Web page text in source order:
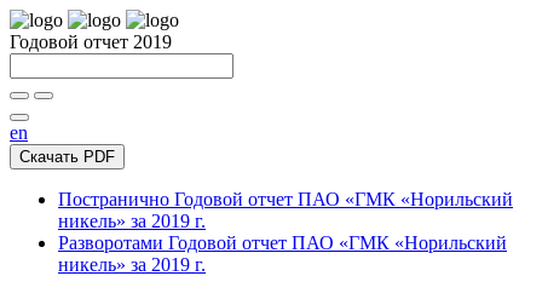
Годовой отчет 2019
en
Скачать PDF
Постранично Годовой отчет ПАО «ГМК «Норильский
никель» за 2019 г.
Разворотами Годовой отчет ПАО «ГМК «Норильский
никель» за 2019 г.